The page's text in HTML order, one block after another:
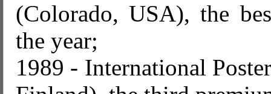
(Colorado, USA), the
the year;
1989 - International